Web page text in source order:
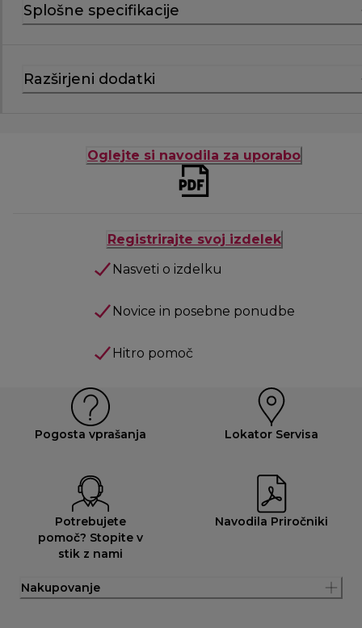
Splošne specifikacije
Razširjeni dodatki
Oglejte si navodila za uporabo
Registrirajte svoj izdelek
Nasveti o izdelku
Novice in posebne ponudbe
Hitro pomoč
Pogosta vprašanja Lokator Servisa
Potrebujete
pomoč? Stopite v
stik z nami
Navodila Priročniki
Nakupovanje